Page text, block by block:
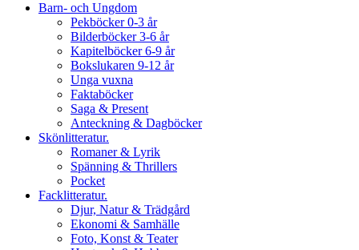
Barn- och Ungdom
Pekböcker 0-3 år
Bilderböcker 3-6 år
Kapitelböcker 6-9 år
Bokslukaren 9-12 år
Unga vuxna
Faktaböcker
Saga & Present
Anteckning & Dagböcker
Skönlitteratur.
Romaner & Lyrik
Spänning & Thrillers
Pocket
Facklitteratur.
Djur, Natur & Trädgård
Ekonomi & Samhälle
Foto, Konst & Teater